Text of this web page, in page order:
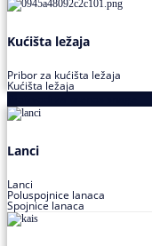
Kućišta ležaja
Pribor za kućišta ležaja
Kućišta ležaja
Lanci
Lanci
Poluspojnice lanaca
Spojnice lanaca